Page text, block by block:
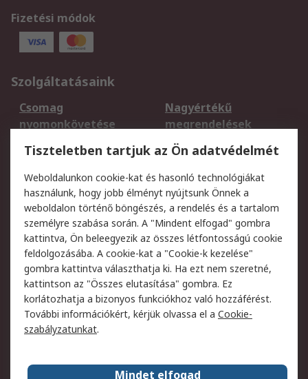
Fizetési módok
Szolgáltatásaink
Csomag
nyomonkövetése
Nagyértékű
megrendelések
Regisztráció
Szállítás
Termékvisszaküldés
Szolgáltatások
Jogi
Adatvédelmi
szabályzat
Az RS értékesítési
feltételei
Cookie szabályzat
Email biztonság
Webhelyre vonatkozó
feltételek
Weboldal felhasználói
szabályzata
Képviseletek
Tiszteletben tartjuk az Ön adatvédelmét
Weboldalunkon cookie-kat és hasonló technológiákat
használunk, hogy jobb élményt nyújtsunk Önnek a
weboldalon történő böngészés, a rendelés és a tartalom
személyre szabása során. A "Mindent elfogad" gombra
kattintva, Ön beleegyezik az összes létfontosságú cookie
feldolgozásába. A cookie-kat a "Cookie-k kezelése"
gombra kattintva választhatja ki. Ha ezt nem szeretné,
kattintson az "Összes elutasítása" gombra. Ez
korlátozhatja a bizonyos funkciókhoz való hozzáférést.
További információkért, kérjük olvassa el a Cookie-
szabályzatunkat.
Mindet elfogad